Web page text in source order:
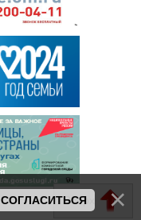
Вверх
СОГЛАСИТЬСЯ